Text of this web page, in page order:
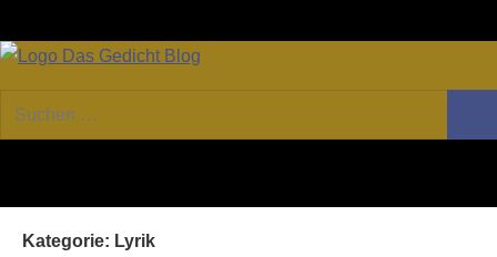
Inhalt
GEDICHT
Forum
von
Suchen
nach:
Kategorie: Lyrik